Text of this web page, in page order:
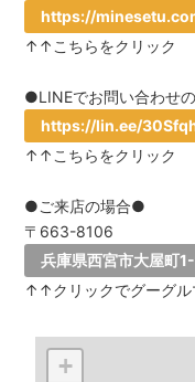
https://
↑↑こちらをクリック
●LINEでお問い合わせ
https://lin.ee/
↑↑こちらをクリック
●ご来店の場合●
〒663-8106
兵庫県西宮市大屋町
↑↑クリックでグーグル
+